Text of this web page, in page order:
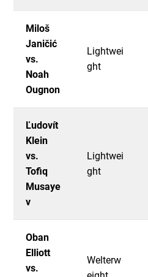
Miloš
Janičić
vs.
Noah
Ougnon
Lightwei
ght
Ľudovít
Klein
vs.
Tofiq
Musaye
v
Lightwei
ght
Oban
Elliott
vs.
Welterw